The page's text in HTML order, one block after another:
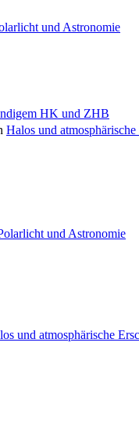
und Astronomie
HK und ZHB
Halos und
und Astronomie
und atmosphärische